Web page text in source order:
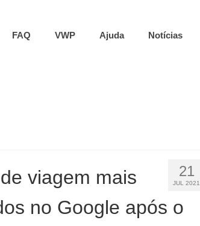
FAQ VWP Ajuda Notícias
21
JUL 2021
viagem mais
no Google após o